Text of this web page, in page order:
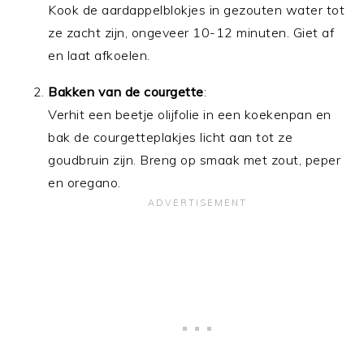
Kook de aardappelblokjes in gezouten water tot
ze zacht zijn, ongeveer 10-12 minuten. Giet af
en laat afkoelen.
Bakken van de courgette:
Verhit een beetje olijfolie in een koekenpan en
bak de courgetteplakjes licht aan tot ze
goudbruin zijn. Breng op smaak met zout, peper
en oregano.